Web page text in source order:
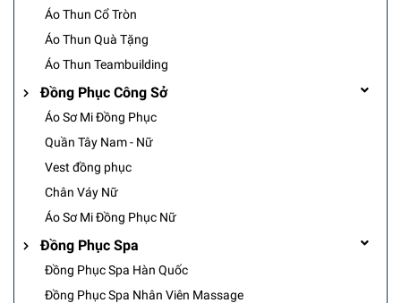
Áo Thun Cổ Tròn
Áo Thun Quà Tặng
Áo Thun Teambuilding
Đồng Phục Công Sở
Áo Sơ Mi Đồng Phục
Quần Tây Nam - Nữ
Vest đồng phục
Chân Váy Nữ
Áo Sơ Mi Đồng Phục Nữ
Đồng Phục Spa
Đồng Phục Spa Hàn Quốc
Đồng Phục Spa Nhân Viên Massage